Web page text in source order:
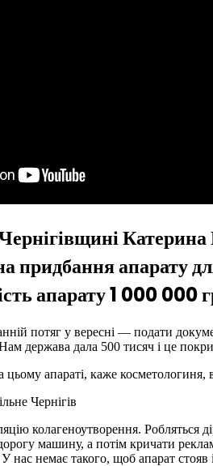
придбання апарату
апарату 1 000 000
потяг у вересні — подати
держава дала 500 тисяч і це
апараті, каже косметологиня,
Чернігів
колагеноутворення. Робляться
машину, а потім кричати
нас немає такого, щоб апарат стояв